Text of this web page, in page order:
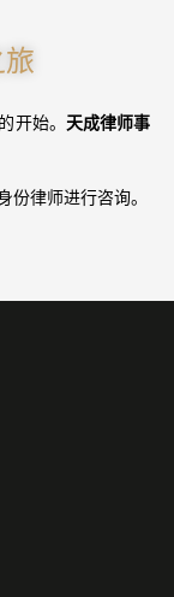
开始。 天成律师事
份律师进行咨询。